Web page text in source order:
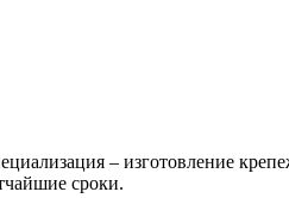
– изготовление
сроки.